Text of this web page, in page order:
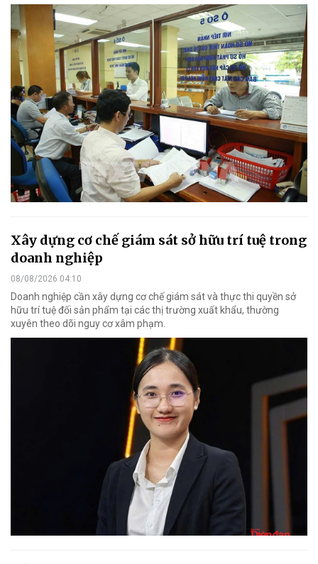
Xây dựng cơ chế giám sát sở hữu trí tuệ trong
doanh nghiệp
08/08/2026 04:10
Doanh nghiệp cần xây dựng cơ chế giám sát và thực thi quyền sở
hữu trí tuệ đối sản phẩm tại các thị trường xuất khẩu, thường
xuyên theo dõi nguy cơ xâm phạm.